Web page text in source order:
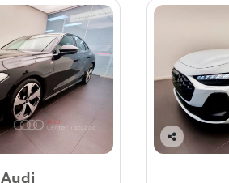
Audi
Co